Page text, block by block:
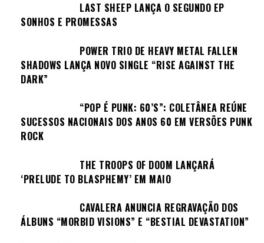
LAST SHEEP LANÇA O SEGUNDO EP
SONHOS E PROMESSAS
POWER TRIO DE HEAVY METAL FALLEN
SHADOWS LANÇA NOVO SINGLE “RISE AGAINST THE
DARK”
“POP É PUNK: 60’S”: COLETÂNEA REÚNE
SUCESSOS NACIONAIS DOS ANOS 60 EM VERSÕES PUNK
ROCK
THE TROOPS OF DOOM LANÇARÁ
‘PRELUDE TO BLASPHEMY’ EM MAIO
CAVALERA ANUNCIA REGRAVAÇÃO DOS
ÁLBUNS “MORBID VISIONS” E “BESTIAL DEVASTATION”